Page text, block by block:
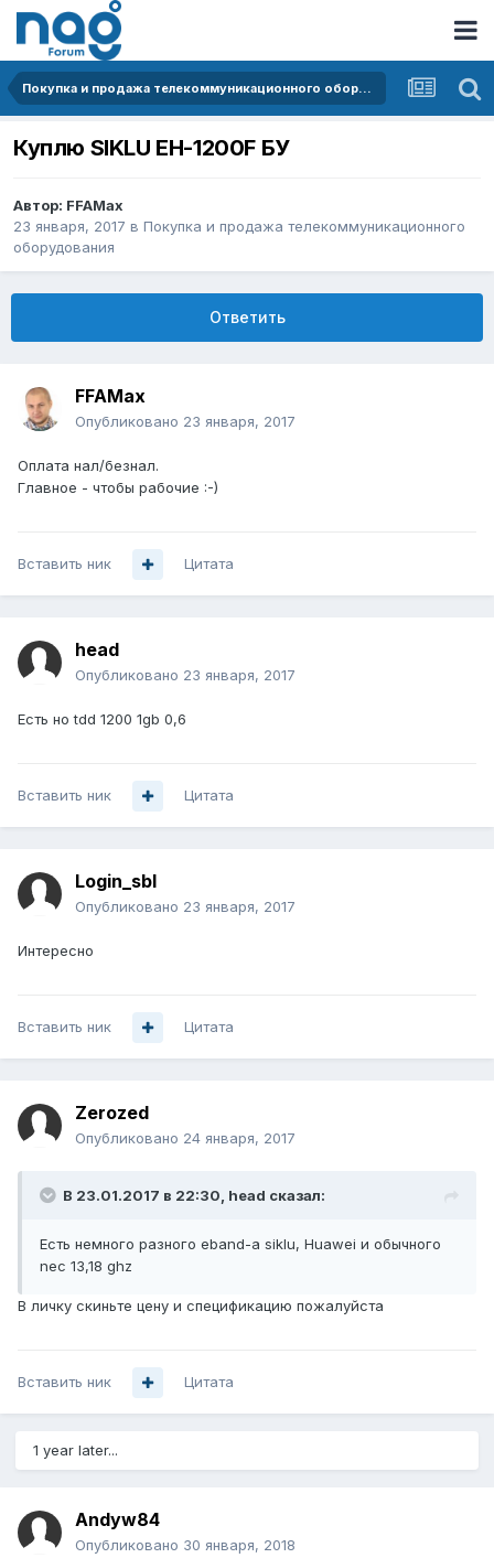
Покупка и продажа телекоммуникационного оборудования
Куплю SIKLU EH-1200F БУ
Автор: FFAMax
23 января, 2017 в Покупка и продажа телекоммуникационного
оборудования
Ответить
FFAMax
Опубликовано 23 января, 2017
Оплата нал/безнал.
Главное - чтобы рабочие :-)
Вставить ник Цитата
head
Опубликовано 23 января, 2017
Есть но tdd 1200 1gb 0,6
Вставить ник Цитата
Login_sbl
Опубликовано 23 января, 2017
Интересно
Вставить ник Цитата
Zerozed
Опубликовано 24 января, 2017
В 23.01.2017 в 22:30, head сказал:
Есть немного разного eband-а siklu, Huawei и обычного
nec 13,18 ghz
В личку скиньте цену и спецификацию пожалуйста
Вставить ник Цитата
1 year later...
Andyw84
Опубликовано 30 января, 2018